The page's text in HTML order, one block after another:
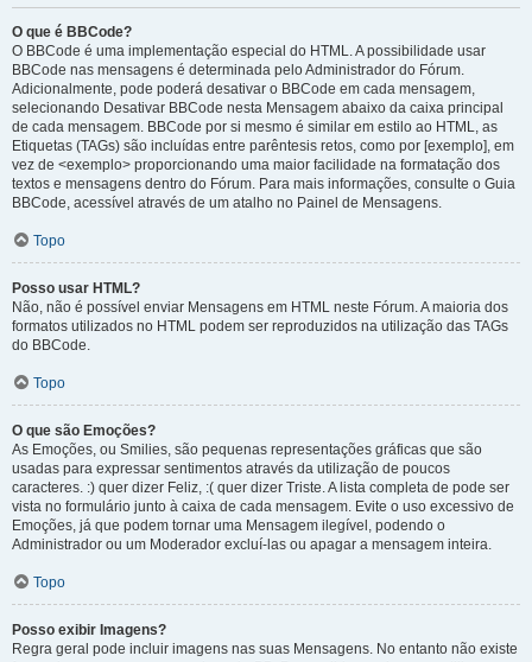
O que é BBCode?
O BBCode é uma implementação especial do HTML. A possibilidade usar
BBCode nas mensagens é determinada pelo Administrador do Fórum.
Adicionalmente, pode poderá desativar o BBCode em cada mensagem,
selecionando Desativar BBCode nesta Mensagem abaixo da caixa principal
de cada mensagem. BBCode por si mesmo é similar em estilo ao HTML, as
Etiquetas (TAGs) são incluídas entre parêntesis retos, como por [exemplo], em
vez de <exemplo> proporcionando uma maior facilidade na formatação dos
textos e mensagens dentro do Fórum. Para mais informações, consulte o Guia
BBCode, acessível através de um atalho no Painel de Mensagens.
Topo
Posso usar HTML?
Não, não é possível enviar Mensagens em HTML neste Fórum. A maioria dos
formatos utilizados no HTML podem ser reproduzidos na utilização das TAGs
do BBCode.
Topo
O que são Emoções?
As Emoções, ou Smilies, são pequenas representações gráficas que são
usadas para expressar sentimentos através da utilização de poucos
caracteres. :) quer dizer Feliz, :( quer dizer Triste. A lista completa de pode ser
vista no formulário junto à caixa de cada mensagem. Evite o uso excessivo de
Emoções, já que podem tornar uma Mensagem ilegível, podendo o
Administrador ou um Moderador excluí-las ou apagar a mensagem inteira.
Topo
Posso exibir Imagens?
Regra geral pode incluir imagens nas suas Mensagens. No entanto não existe